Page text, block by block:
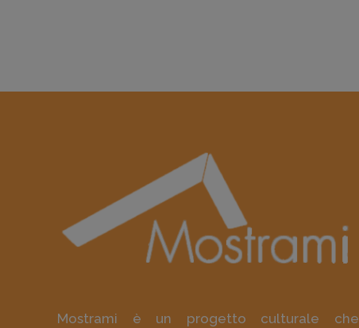
Mostrami è un progetto culturale che